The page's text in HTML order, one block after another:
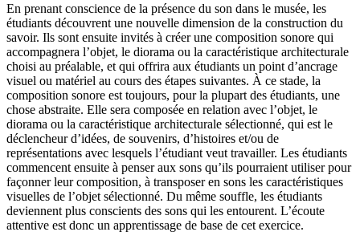
En prenant conscience de la présence du son dans le musée, les
étudiants découvrent une nouvelle dimension de la construction du
savoir. Ils sont ensuite invités à créer une composition sonore qui
accompagnera l’objet, le diorama ou la caractéristique architecturale
choisi au préalable, et qui offrira aux étudiants un point d’ancrage
visuel ou matériel au cours des étapes suivantes. À ce stade, la
composition sonore est toujours, pour la plupart des étudiants, une
chose abstraite. Elle sera composée en relation avec l’objet, le
diorama ou la caractéristique architecturale sélectionné, qui est le
déclencheur d’idées, de souvenirs, d’histoires et/ou de
représentations avec lesquels l’étudiant veut travailler. Les étudiants
commencent ensuite à penser aux sons qu’ils pourraient utiliser pour
façonner leur composition, à transposer en sons les caractéristiques
visuelles de l’objet sélectionné. Du même souffle, les étudiants
deviennent plus conscients des sons qui les entourent. L’écoute
attentive est donc un apprentissage de base de cet exercice.